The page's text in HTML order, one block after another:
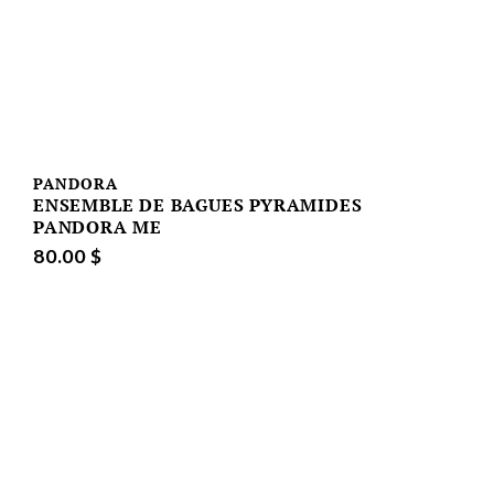
PANDORA
ENSEMBLE DE BAGUES PYRAMIDES
PANDORA ME
80.00 $